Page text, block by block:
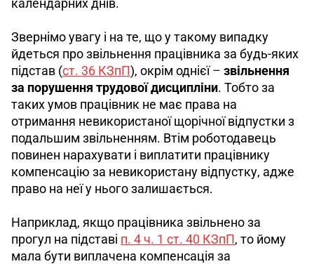
Звернімо увагу і на те, що у такому випадку
йдеться про звільнення працівника за будь-яких
підстав (ст. 36 КЗпП), окрім однієї – звільнення
за порушення трудової дисципліни. Тобто за
таких умов працівник не має права на
отримання невикористаної щорічної відпустки з
подальшим звільненням. Втім роботодавець
повинен нарахувати і виплатити працівнику
компенсацію за невикористану відпустку, адже
право на неї у нього залишається.
Наприклад, якщо працівника звільнено за
прогул на підставі п. 4 ч. 1 ст. 40 КЗпП, то йому
мала бути виплачена компенсація за